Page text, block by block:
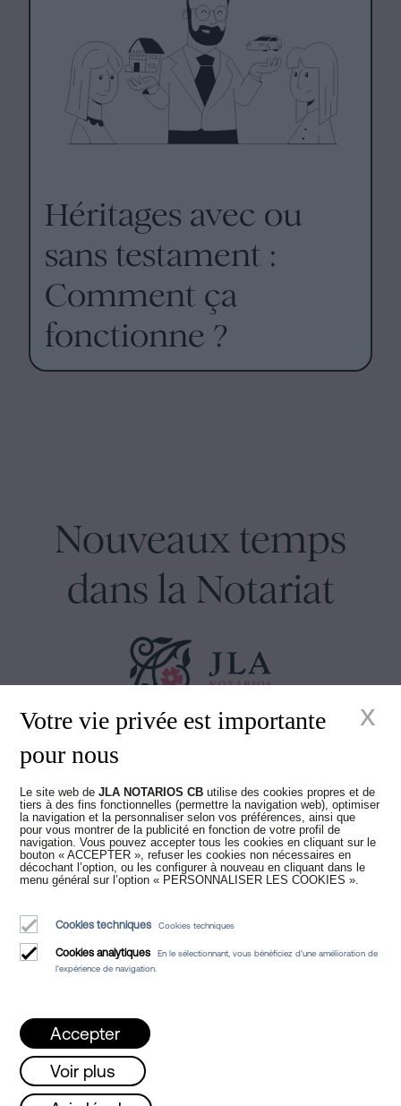
Héritages avec ou
sans testament :
Comment ça
fonctionne ?
Nouveaux temps
dans la Notariat
Juan Madridejos Velasco
Notaires de Barcelone et notaires en ligne pour toute l'Espagne
Services
Blog
Qui sommes-nous
Politique de Cookies
Manifeste
en août !! Lundi, mercredi et vendredi
Votre vie privée est importante
pour nous
Le site web deJLA NOTARIOS CB utilise des cookies propres et de
tiers à des fins fonctionnelles (permettre la navigation web), optimiser
la navigation et la personnaliser selon vos préférences, ainsi que
pour vous montrer de la publicité en fonction de votre profil de
navigation. Vous pouvez accepter tous les cookies en cliquant sur le
bouton « ACCEPTER », refuser les cookies non nécessaires en
décochant l’option, ou les configurer à nouveau en cliquant dans le
menu général sur l’option « PERSONNALISER LES COOKIES ».
Cookies techniques Cookies techniques
Cookies analytiques
En le sélectionnant, vous bénéficiez d'une amélioration de
l'expérience de navigation.
Accepter
Voir plus
x